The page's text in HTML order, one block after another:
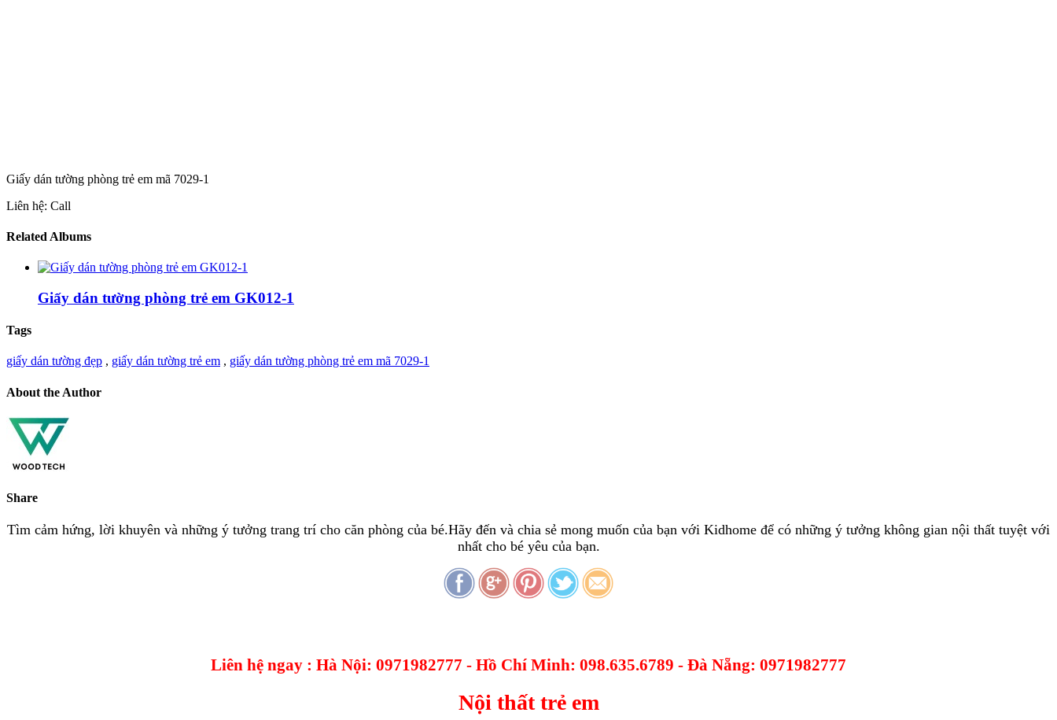
Giấy dán tường phòng trẻ em mã 7029-1
Liên hệ: Call
Related Albums
Giấy dán tường phòng trẻ em GK012-1
Tags
giấy dán tường đẹp , giấy dán tường trẻ em , giấy dán tường phòng trẻ em mã 7029-1
About the Author
Share
Tìm cảm hứng, lời khuyên và những ý tưởng trang trí cho căn phòng của bé.Hãy đến và chia sẻ mong muốn của bạn với Kidhome để có những ý tưởng không gian nội thất tuyệt với
nhất cho bé yêu của bạn.
Liên hệ ngay : Hà Nội: 0971982777 - Hồ Chí Minh: 098.635.6789 - Đà Nẵng: 0971982777
Nội thất trẻ em